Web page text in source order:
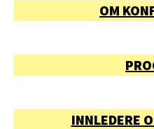
OM
INNLEDERE